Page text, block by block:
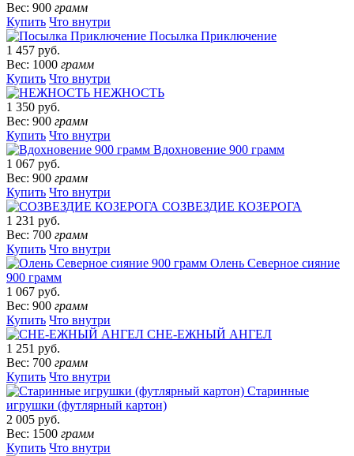
Вес: 900 грамм
Купить Что внутри
Посылка Приключение
1 457 руб.
Вес: 1000 грамм
Купить Что внутри
НЕЖНОСТЬ
1 350 руб.
Вес: 900 грамм
Купить Что внутри
Вдохновение 900 грамм
1 067 руб.
Вес: 900 грамм
Купить Что внутри
СОЗВЕЗДИЕ КОЗЕРОГА
1 231 руб.
Вес: 700 грамм
Купить Что внутри
Олень Северное сияние
900 грамм
1 067 руб.
Вес: 900 грамм
Купить Что внутри
СНЕ-ЕЖНЫЙ АНГЕЛ
1 251 руб.
Вес: 700 грамм
Купить Что внутри
Старинные
игрушки (футлярный картон)
2 005 руб.
Вес: 1500 грамм
Купить Что внутри